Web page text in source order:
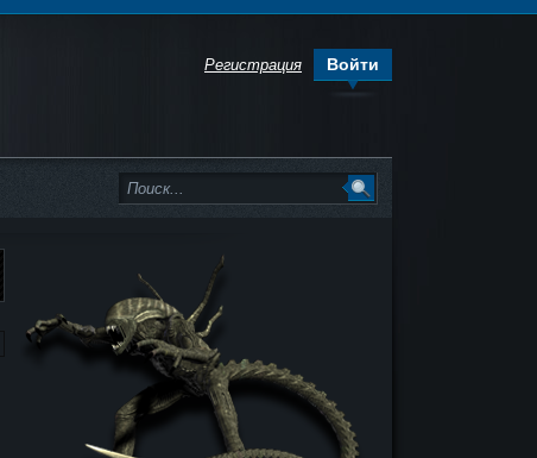
Регистрация Войти